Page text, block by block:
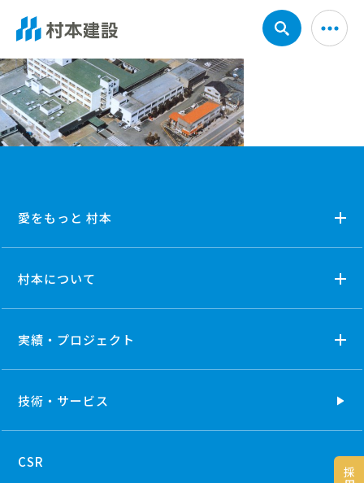
採
愛をもっと 村本
村本について
実績・プロジェクト
技術・ サービス
CSR